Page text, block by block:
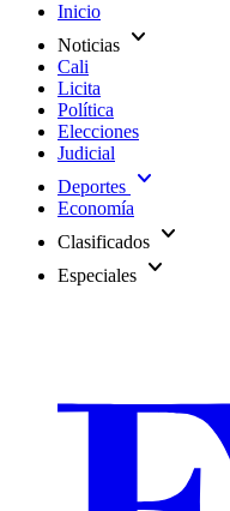
Inicio
Noticias expand_more
Cali
Licita
Política
Elecciones
Judicial
Deportes expand_more
Economía
Clasificados expand_more
Especiales expand_more